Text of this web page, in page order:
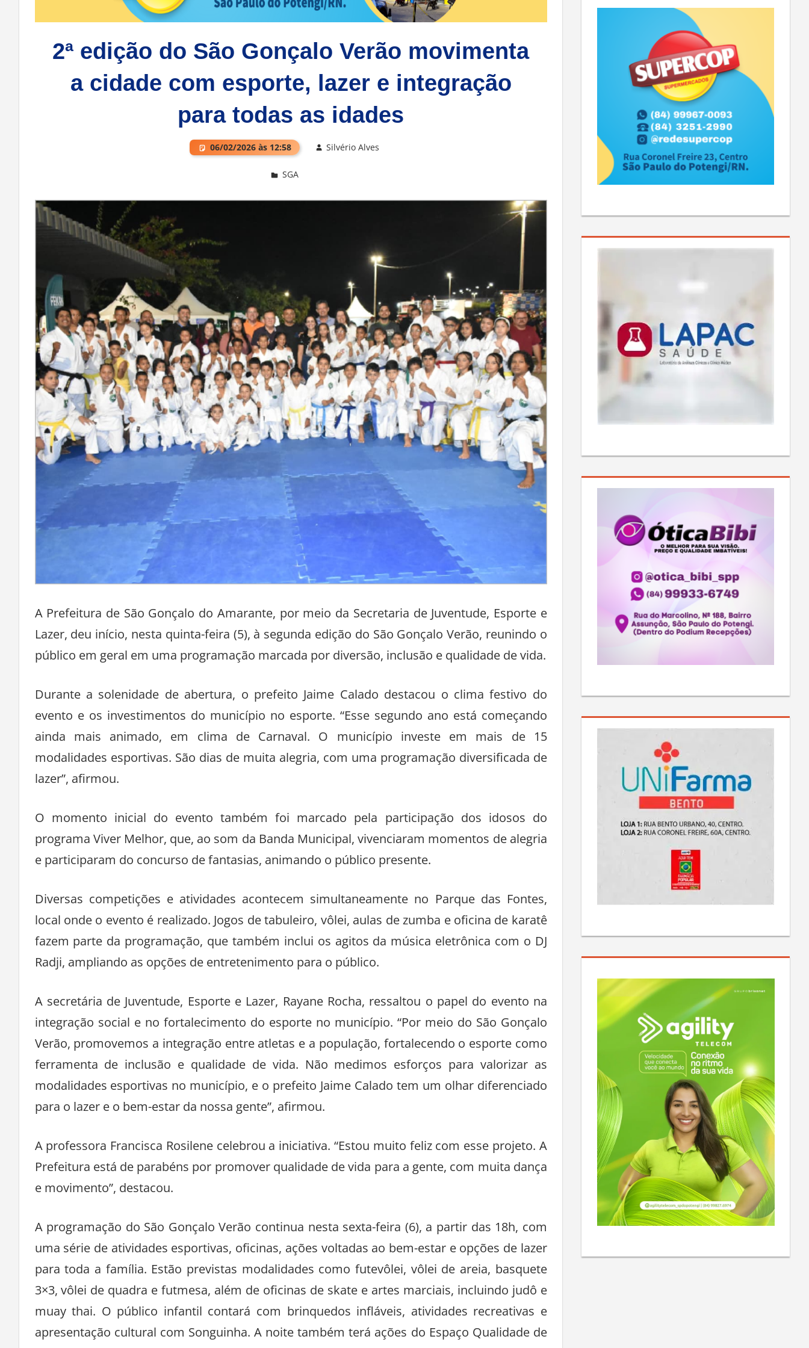
2ª edição do São Gonçalo Verão movimenta
a cidade com esporte, lazer e integração
para todas as idades
06/02/2026 às 12:58
A Prefeitura de São Gonçalo do Amarante, por meio da Secretaria de Juventude, Esporte e
Lazer, deu início, nesta quinta-feira (5), à segunda edição do São Gonçalo Verão, reunindo o
público em geral em uma programação marcada por diversão, inclusão e qualidade de vida.
Durante a solenidade de abertura, o prefeito Jaime Calado destacou o clima festivo do
evento e os investimentos do município no esporte. “Esse segundo ano está começando
ainda mais animado, em clima de Carnaval. O município investe em mais de 15
modalidades esportivas. São dias de muita alegria, com uma programação diversificada de
lazer”, afirmou.
O momento inicial do evento também foi marcado pela participação dos idosos do
programa Viver Melhor, que, ao som da Banda Municipal, vivenciaram momentos de alegria
e participaram do concurso de fantasias, animando o público presente.
Diversas competições e atividades acontecem simultaneamente no Parque das Fontes,
local onde o evento é realizado. Jogos de tabuleiro, vôlei, aulas de zumba e oficina de karatê
fazem parte da programação, que também inclui os agitos da música eletrônica com o DJ
Radji, ampliando as opções de entretenimento para o público.
A secretária de Juventude, Esporte e Lazer, Rayane Rocha, ressaltou o papel do evento na
integração social e no fortalecimento do esporte no município. “Por meio do São Gonçalo
Verão, promovemos a integração entre atletas e a população, fortalecendo o esporte como
ferramenta de inclusão e qualidade de vida. Não medimos esforços para valorizar as
modalidades esportivas no município, e o prefeito Jaime Calado tem um olhar diferenciado
para o lazer e o bem-estar da nossa gente”, afirmou.
A professora Francisca Rosilene celebrou a iniciativa. “Estou muito feliz com esse projeto. A
Prefeitura está de parabéns por promover qualidade de vida para a gente, com muita dança
e movimento”, destacou.
A programação do São Gonçalo Verão continua nesta sexta-feira (6), a partir das 18h, com
uma série de atividades esportivas, oficinas, ações voltadas ao bem-estar e opções de lazer
para toda a família. Estão previstas modalidades como futevôlei, vôlei de areia, basquete
3×3, vôlei de quadra e futmesa, além de oficinas de skate e artes marciais, incluindo judô e
muay thai. O público infantil contará com brinquedos infláveis, atividades recreativas e
apresentação cultural com Songuinha. A noite também terá ações do Espaço Qualidade de